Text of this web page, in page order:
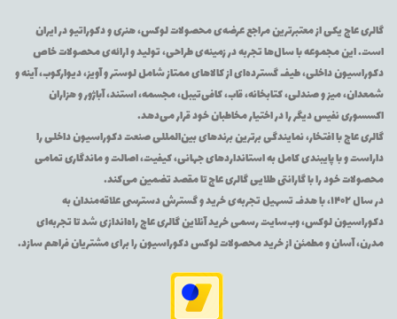
گالری عاج یکی از معتبرترین مراجع عرضه‌ی محصولات لوکس، هنری و دکوراتیو در ایران
است. این مجموعه با سال‌ها تجربه در زمینه‌ی طراحی، تولید و ارائه‌ی محصولات خاص
دکوراسیون داخلی، طیف گسترده‌ای از کالاهای ممتاز شامل لوستر و آویز، دیوارکوب، آینه و
شمعدان، میز و صندلی، کتابخانه، قاب، کافی‌تیبل، مجسمه، استند، آباژور و هزاران
اکسسوری نفیس دیگر را در اختیار مخاطبان خود قرار می‌دهد.
گالری عاج با افتخار، نمایندگی برترین برندهای بین‌المللی صنعت دکوراسیون داخلی را
داراست و با پایبندی کامل به استانداردهای جهانی، کیفیت، اصالت و ماندگاری تمامی
محصولات خود را با گارانتی طلایی گالری عاج تا مقصد تضمین می‌کند.
در سال ۱۴۰۲، با هدف تسهیل تجربه‌ی خرید و گسترش دسترسی علاقه‌مندان به
دکوراسیون لوکس، وب‌سایت رسمی خرید آنلاین گالری عاج راه‌اندازی شد تا تجربه‌ای
مدرن، آسان و مطمئن از خرید محصولات لوکس دکوراسیون را برای مشتریان فراهم سازد.